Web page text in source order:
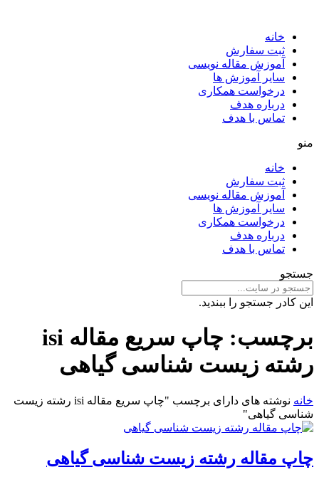
خانه
ثبت سفارش
آموزش مقاله نویسی
سایر آموزش ها
درخواست همکاری
درباره هدف
تماس با هدف
منو
خانه
ثبت سفارش
آموزش مقاله نویسی
سایر آموزش ها
درخواست همکاری
درباره هدف
تماس با هدف
جستجو
این کادر جستجو را ببندید.
برچسب:
چاپ سریع مقاله isi
رشته زیست شناسی گیاهی
خانه
نوشته های دارای برچسب "چاپ سریع مقاله isi رشته زیست
شناسی گیاهی"
چاپ مقاله رشته زیست شناسی گیاهی